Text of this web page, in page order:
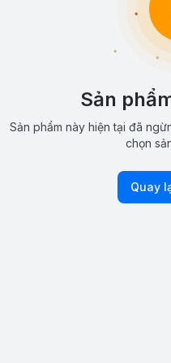
Sản
Sản phẩm này hiện tại đã
chọn
Quay